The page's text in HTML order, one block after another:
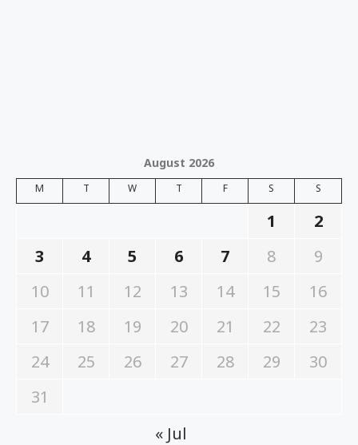
August 2026
M T W T F S S
1
2
3
4 5 6 7 8
9
10
11 12 13 14 15
16
17
18 19 20 21 22
23
24
25 26 27 28 29
30
31
« Jul